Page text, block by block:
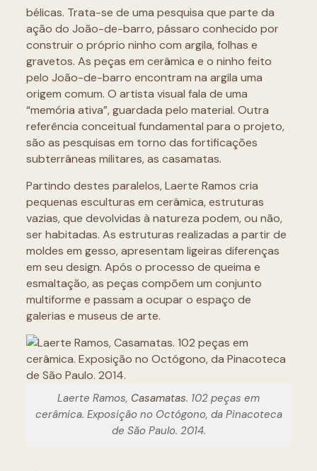
bélicas. Trata-se de uma pesquisa que parte da
ação do João-de-barro, pássaro conhecido por
construir o próprio ninho com argila, folhas e
gravetos. As peças em cerâmica e o ninho feito
pelo João-de-barro encontram na argila uma
origem comum. O artista visual fala de uma
“memória ativa”, guardada pelo material. Outra
referência conceitual fundamental para o projeto,
são as pesquisas em torno das fortificações
subterrâneas militares, as casamatas.
Partindo destes paralelos, Laerte Ramos cria
pequenas esculturas em cerâmica, estruturas
vazias, que devolvidas à natureza podem, ou não,
ser habitadas. As estruturas realizadas a partir de
moldes em gesso, apresentam ligeiras diferenças
em seu design. Após o processo de queima e
esmaltação, as peças compõem um conjunto
multiforme e passam a ocupar o espaço de
galerias e museus de arte.
Laerte Ramos, Casamatas. 102 peças em
cerâmica. Exposição no Octógono, da Pinacoteca
de São Paulo. 2014.